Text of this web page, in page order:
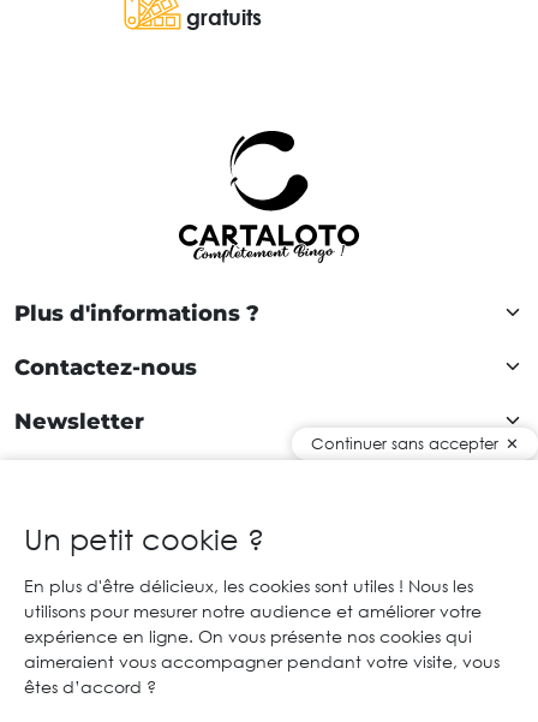
gratuits
Plus d'informations ?
Contactez-nous
Newsletter
FR
© 2026 Cartaloto. Tous droits réservés.
Agence web Creabilis
Mentions légales et CGU
Continuer sans accepter
Un petit cookie ?
En plus d'être délicieux, les cookies sont utiles ! Nous les
utilisons pour mesurer notre audience et améliorer votre
expérience en ligne. On vous présente nos cookies qui
aimeraient vous accompagner pendant votre visite, vous
êtes d’accord ?